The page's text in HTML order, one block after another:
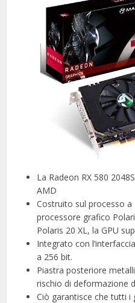
La Radeon RX 580
AMD
Costruito sul processo
processore grafico
Polaris 20 XL, la GPU
Integrato con
a 256 bit.
Piastra posteriore
rischio di deformazione
Ciò garantisce che tutti